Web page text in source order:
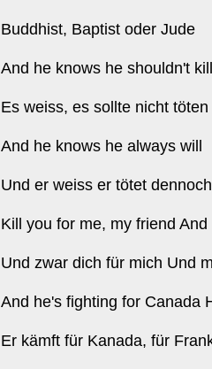
Buddhist, Baptist oder Jude
And he knows he shouldn't kill
Es weiss, es sollte nicht töten
And he knows he always will
Und er weiss er tötet dennoch
Kill you for me, my friend
Und zwar dich für mich Und
And he's fighting for Canada
Er kämft für Kanada, für